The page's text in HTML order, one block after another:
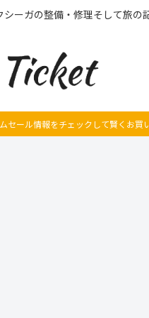
ーガの整備・修理そして旅の
ール情報をチェックして賢くお買